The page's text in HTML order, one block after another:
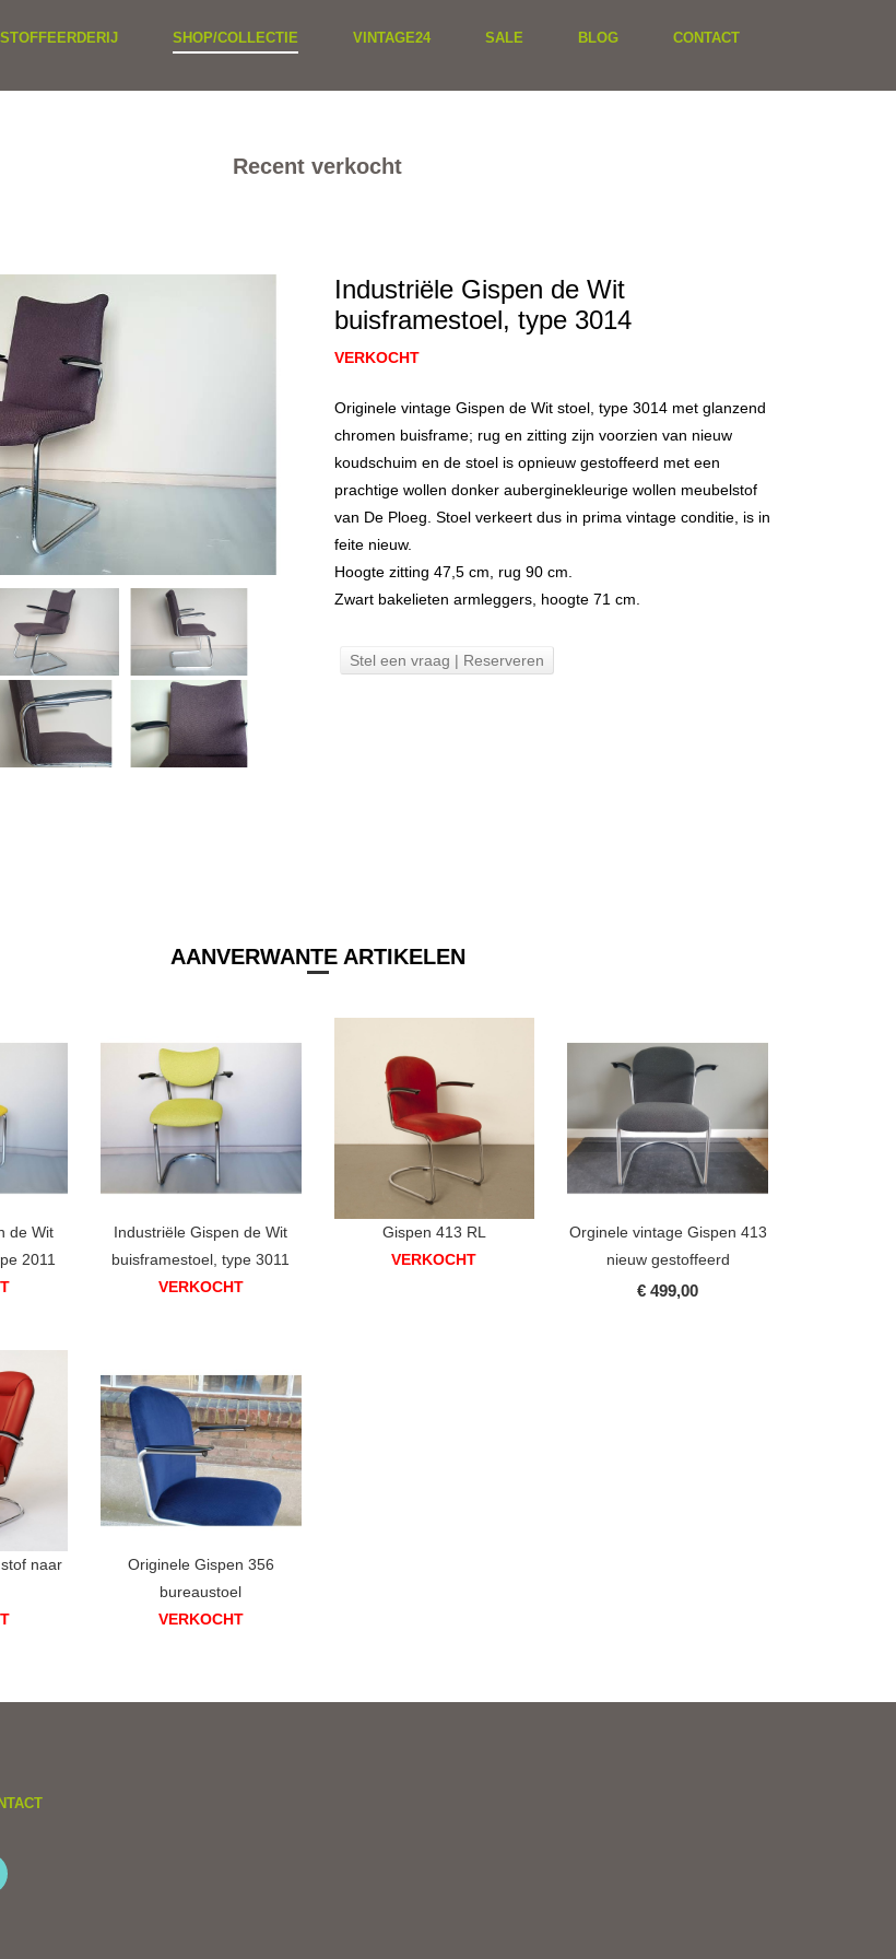
STOFFEERDERIJ SHOP/COLLECTIE VINTAGE24 SALE BLOG CONTACT
Recent verkocht
Industriële Gispen de Wit
buisframestoel, type 3014
VERKOCHT
Originele vintage Gispen de Wit stoel, type 3014 met glanzend
chromen buisframe; rug en zitting zijn voorzien van nieuw
koudschuim en de stoel is opnieuw gestoffeerd met een
prachtige wollen donker auberginekleurige wollen meubelstof
van De Ploeg. Stoel verkeert dus in prima vintage conditie, is in
feite nieuw.
Hoogte zitting 47,5 cm, rug 90 cm.
Zwart bakelieten armleggers, hoogte 71 cm.
Stel een vraag | Reserveren
AANVERWANTE ARTIKELEN
de Wit
2011
Industriële Gispen de Wit
buisframestoel, type 3011
VERKOCHT
Gispen 413 RL
VERKOCHT
Orginele vintage Gispen 413
nieuw gestoffeerd
€ 499,00
naar
Originele Gispen 356
bureaustoel
VERKOCHT